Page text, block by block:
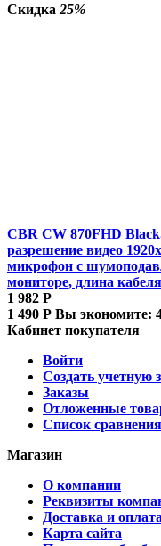
Скидка 25%
CBR CW 870FHD
разрешение видео
микрофон с
мониторе, длина
1 982 Р
1 490 Р Вы экономите:
Кабинет покупателя
Войти
Создать учетную
Заказы
Отложенные
Список сравнения
Магазин
О компании
Реквизиты
Доставка и оплата
Карта сайта